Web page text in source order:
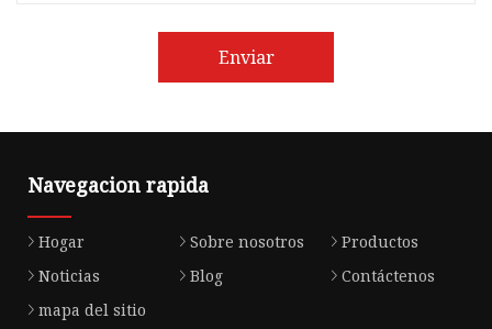
Enviar
Navegacion rapida
Hogar Sobre nosotros
Productos
Noticias
Blog
Contáctenos
mapa del sitio